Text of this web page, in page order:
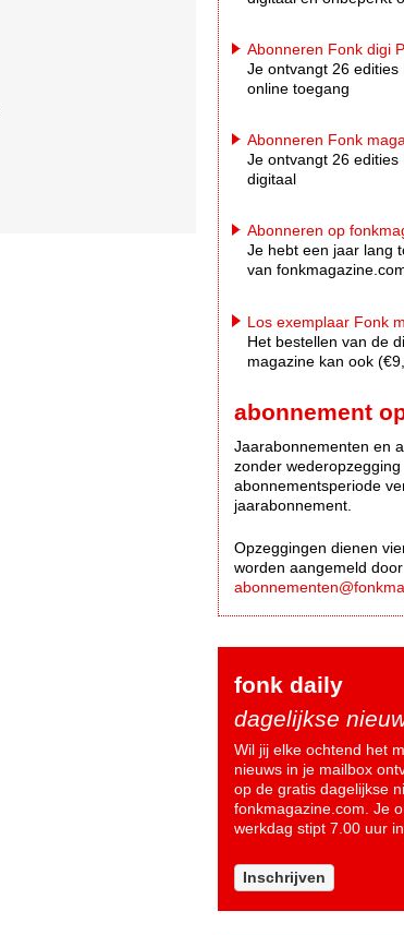
Abonneren Fonk digi
Je ontvangt 26
online toegang
Abonneren Fonk
Je ontvangt 26
digitaal
Abonneren op
Je hebt een jaar lang
van
Los exemplaar Fonk
Het bestellen van de
magazine kan ook
abonnement
Jaarabonnementen en
zonder
abonnementsperiode
jaarabonnement.
Opzeggingen dienen
worden aangemeld
fonk daily
dagelijkse
Wil jij elke ochtend het
nieuws in je mailbox
op de gratis dagelijkse
fonkmagazine.com. Je
werkdag stipt 7.00 uur
Inschrijven